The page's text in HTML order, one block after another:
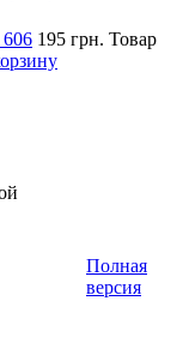
195 грн. Товар
Полная
версия